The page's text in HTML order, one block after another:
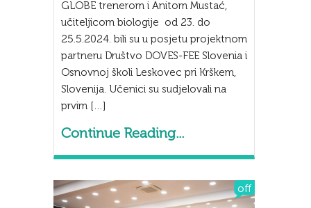
GLOBE trenerom i Anitom Mustać,
učiteljicom biologije od 23. do
25.5.2024. bili su u posjetu projektnom
partneru Društvo DOVES-FEE Slovenia i
Osnovnoj školi Leskovec pri Krškem,
Slovenija. Učenici su sudjelovali na
prvim […]
Continue Reading...
off